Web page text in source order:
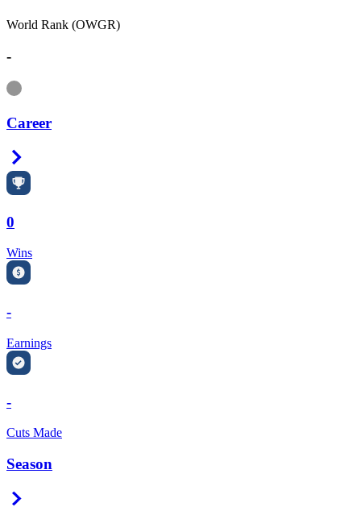
World Rank (OWGR)
-
Information
Career
0
Wins
-
Earnings
-
Cuts Made
Season